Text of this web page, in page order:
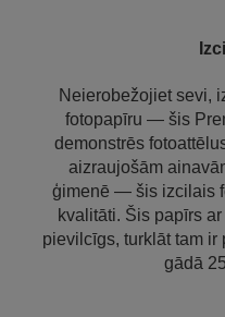
Neierobežojiet sevi,
fotopapīru — šis
demonstrēs
aizraujošām
ģimenē — šis izcilais
kvalitāti. Šis papīrs
pievilcīgs, turklāt tam
gādā